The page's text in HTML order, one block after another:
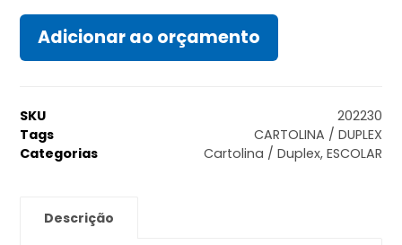
Adicionar ao orçamento
SKU
202230
Tags
CARTOLINA / DUPLEX
Categorias
Cartolina / Duplex, ESCOLAR
Descrição